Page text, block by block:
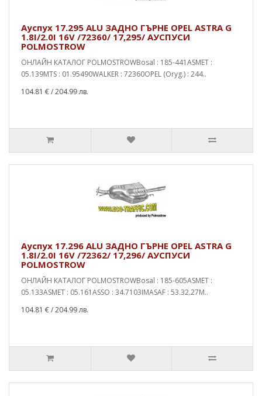
Ауспух 17.295 ALU ЗАДНО ГЪРНЕ OPEL ASTRA G
1.8I/2.0I 16V /72360/ 17,295/ АУСПУСИ
POLMOSTROW
ОНЛАЙН КАТАЛОГ POLMOSTROWBosal : 185-441ASMET :
05.139MTS : 01.95490WALKER : 72360OPEL (Oryg.) : 244..
104.81 €/ 204.99 лв.
Ауспух 17.296 ALU ЗАДНО ГЪРНЕ OPEL ASTRA G
1.8I/2.0I 16V /72362/ 17,296/ АУСПУСИ
POLMOSTROW
ОНЛАЙН КАТАЛОГ POLMOSTROWBosal : 185-605ASMET :
05.133ASMET : 05.161ASSO : 34.7103IMASAF : 53.32.27M..
104.81 €/ 204.99 лв.